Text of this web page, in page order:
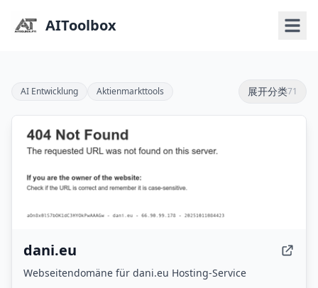
AIToolbox
AI Entwicklung Aktienmarkttools 展开分类71
dani.eu
Webseitendomäne für dani.eu Hosting-Service